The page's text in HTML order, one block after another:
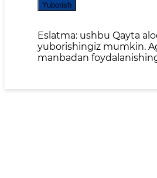
Yuborish
Eslatma: ushbu Qayta
yuborishingiz mumkin.
manbadan